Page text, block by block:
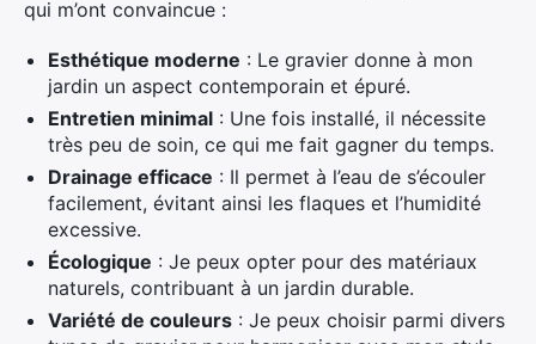
qui m’ont convaincue :
Esthétique moderne : Le gravier donne à mon
jardin un aspect contemporain et épuré.
Entretien minimal : Une fois installé, il nécessite
très peu de soin, ce qui me fait gagner du temps.
Drainage efficace : Il permet à l’eau de s’écouler
facilement, évitant ainsi les flaques et l’humidité
excessive.
Écologique : Je peux opter pour des matériaux
naturels, contribuant à un jardin durable.
Variété de couleurs : Je peux choisir parmi divers